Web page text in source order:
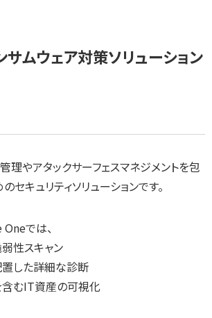
サムウェア対策ソリューション
理やアタックサーフェスマネジメントを包
セキュリティソリューションです。
では、
性スキャン
した詳細な診断
むIT資産の可視化